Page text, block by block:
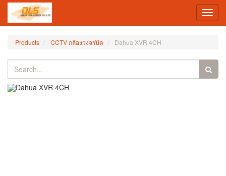
Products CCTV กล้องวงจรปิด Dahua XVR 4CH